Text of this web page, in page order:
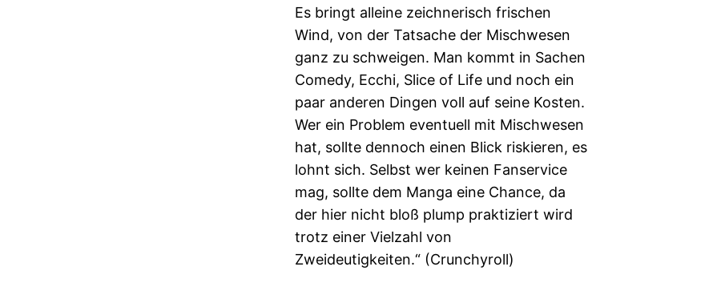
Es bringt alleine zeichnerisch frischen
Wind, von der Tatsache der Mischwesen
ganz zu schweigen. Man kommt in Sachen
Comedy, Ecchi, Slice of Life und noch ein
paar anderen Dingen voll auf seine Kosten.
Wer ein Problem eventuell mit Mischwesen
hat, sollte dennoch einen Blick riskieren, es
lohnt sich. Selbst wer keinen Fanservice
mag, sollte dem Manga eine Chance, da
der hier nicht bloß plump praktiziert wird
trotz einer Vielzahl von
Zweideutigkeiten.“ (Crunchyroll)